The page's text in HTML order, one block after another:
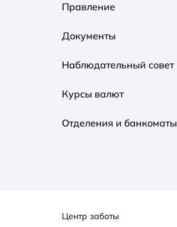
Правление
Документы
Наблюдательный совет
Курсы валют
Отделения и банкоматы
Центр заботы